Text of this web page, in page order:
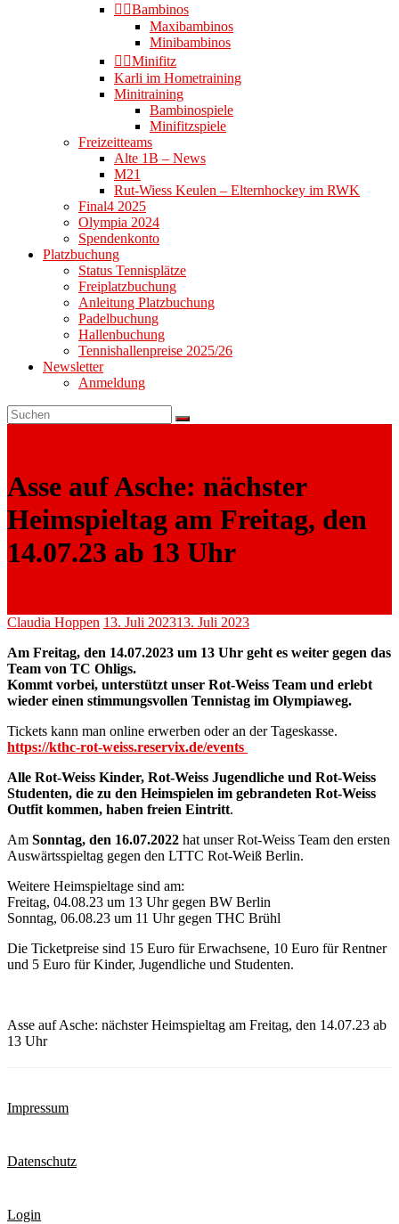
👉🏻Bambinos
Maxibambinos
Minibambinos
👉🏻Minifitz
Karli im Hometraining
Minitraining
Bambinospiele
Minifitzspiele
Freizeitteams
Alte 1B – News
M21
Rut-Wiess Keulen – Elternhockey im RWK
Final4 2025
Olympia 2024
Spendenkonto
Platzbuchung
Status Tennisplätze
Freiplatzbuchung
Anleitung Platzbuchung
Padelbuchung
Hallenbuchung
Tennishallenpreise 2025/26
Newsletter
Anmeldung
Asse auf Asche: nächster
Heimspieltag am Freitag, den
14.07.23 ab 13 Uhr
Claudia Hoppen 13. Juli 202313. Juli 2023
Am Freitag, den 14.07.2023 um 13 Uhr geht es weiter gegen das
Team von TC Ohligs.
Kommt vorbei, unterstützt unser Rot-Weiss Team und erlebt
wieder einen stimmungsvollen Tennistag im Olympiaweg.
Tickets kann man online erwerben oder an der Tageskasse.
https://kthc-rot-weiss.reservix.de/events
Alle Rot-Weiss Kinder, Rot-Weiss Jugendliche und Rot-Weiss
Studenten, die zu den Heimspielen im gebrandeten Rot-Weiss
Outfit kommen, haben freien Eintritt.
Am Sonntag, den 16.07.2022 hat unser Rot-Weiss Team den ersten
Auswärtsspieltag gegen den LTTC Rot-Weiß Berlin.
Weitere Heimspieltage sind am:
Freitag, 04.08.23 um 13 Uhr gegen BW Berlin
Sonntag, 06.08.23 um 11 Uhr gegen THC Brühl
Die Ticketpreise sind 15 Euro für Erwachsene, 10 Euro für Rentner
und 5 Euro für Kinder, Jugendliche und Studenten.
Asse auf Asche: nächster Heimspieltag am Freitag, den 14.07.23 ab
13 Uhr
Impressum
Datenschutz
Login